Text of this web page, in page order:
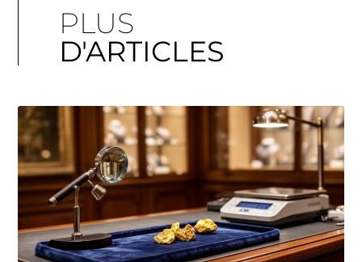
PLUS
D'ARTICLES